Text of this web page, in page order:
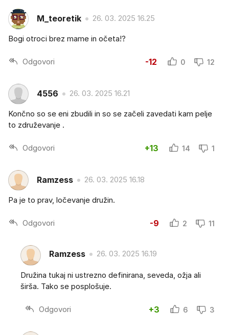
M_teoretik 26. 03. 2025 16.25
Bogi otroci brez mame in očeta!?
Odgovori -12 0 12
4556 26. 03. 2025 16.21
Končno so se eni zbudili in so se začeli zavedati kam pelje
to združevanje .
Odgovori +13 14 1
Ramzess 26. 03. 2025 16.18
Pa je to prav, ločevanje družin.
Odgovori -9 2 11
Ramzess 26. 03. 2025 16.19
Družina tukaj ni ustrezno definirana, seveda, ožja ali
širša. Tako se posplošuje.
Odgovori +3 6 3